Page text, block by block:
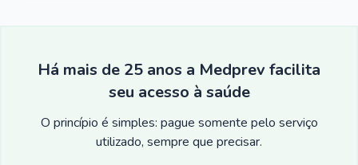
Há mais de 25 anos a Medprev facilita
seu acesso à saúde
O princípio é simples: pague somente pelo serviço
utilizado, sempre que precisar.